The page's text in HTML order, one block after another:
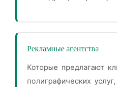
Рекламные агентства
Которые предлагают
полиграфических